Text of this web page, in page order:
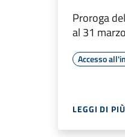
Proroga
al 31
Accesso
LEGGI DI PIÙ